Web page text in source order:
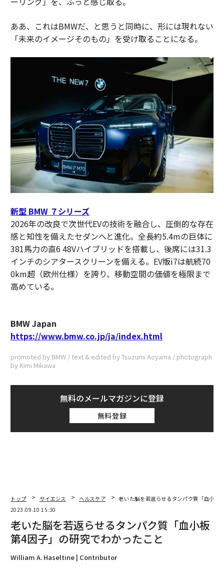
ああ、これはBMWだ、と思うと同時に、形には現れない
「未来のイメージそのもの」を受け取ることになる。
新型 BMW ７シリーズ
2026年の改良で次世代EVの技術を融合し、圧倒的な存在
感と知性を備えたセダンへと進化。全長約5.4mの巨体に
381馬力の直6 48Vハイブリッドを搭載し、後席には31.3
インチのシアタースクリーンを備える。EV版i7は航続70
0km超（欧州仕様）を誇り、移動空間の価値を極限まで
高めている。
BMW Japan
https://www.bmw.co.jp/ja/index.html
promoted by BMW / text & edited by Tsuzumi Aoyama / photograph
by Kimi Mikawa
無料のメールマガジンに登録
無料登録
トップ サイエンス ヘルスケア
老いた脳を若返らせるタンパク質「血小板
2023.09.10 15:30
老いた脳を若返らせるタンパク質「血小板
第4因子」の研究でわかったこと
William A. Haseltine | Contributor